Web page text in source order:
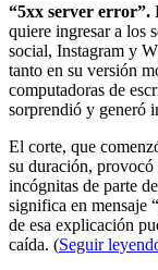
“5xx server error”.
quiere ingresar a los
social, Instagram y
tanto en su versión
computadoras de
sorprendió y generó
El corte, que
su duración,
incógnitas de parte
significa en mensaje
de esa explicación
caída. (Seguir